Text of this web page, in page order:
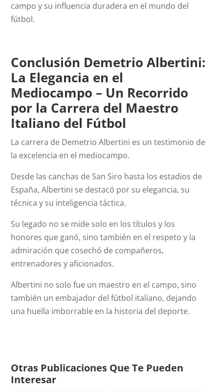
campo y su influencia duradera en el mundo del
fútbol.
Conclusión Demetrio Albertini:
La Elegancia en el
Mediocampo – Un Recorrido
por la Carrera del Maestro
Italiano del Fútbol
La carrera de Demetrio Albertini es un testimonio de
la excelencia en el mediocampo.
Desde las canchas de San Siro hasta los estadios de
España, Albertini se destacó por su elegancia, su
técnica y su inteligencia táctica.
Su legado no se mide solo en los títulos y los
honores que ganó, sino también en el respeto y la
admiración que cosechó de compañeros,
entrenadores y aficionados.
Albertini no solo fue un maestro en el campo, sino
también un embajador del fútbol italiano, dejando
una huella imborrable en la historia del deporte.
Otras Publicaciones Que Te Pueden
Interesar